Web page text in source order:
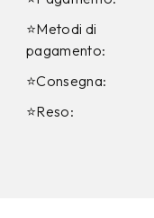
⭐Metodi di
pagamento:
⭐Consegna:
⭐Reso: